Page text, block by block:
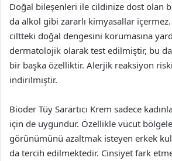
Doğal bileşenleri ile cildinize dost olan
da alkol gibi zararlı kimyasallar
ciltteki doğal dengesini korumasına
dermatolojik olarak test edilmiştir, bu
bir başka özelliktir. Alerjik reaksiyon
indirilmiştir.
Bioder Tüy Sarartıcı Krem sadece
için de uygundur. Özellikle vücut
görünümünü azaltmak isteyen erkek
da tercih edilmektedir. Cinsiyet fark